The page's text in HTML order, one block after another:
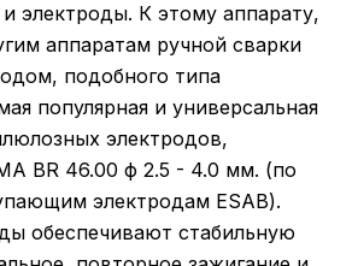
электроды. К этому аппарату,
аппаратам ручной сварки
подобного типа
популярная и универсальная
электродов,
BR 46.00 ф 2.5 - 4.0 мм. (по
электродам ESAB).
обеспечивают стабильную